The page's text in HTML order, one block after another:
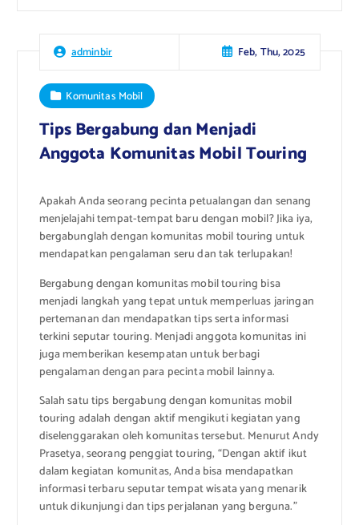
adminbir Feb, Thu, 2025
Komunitas Mobil
Tips Bergabung dan Menjadi
Anggota Komunitas Mobil Touring
Apakah Anda seorang pecinta petualangan dan senang
menjelajahi tempat-tempat baru dengan mobil? Jika iya,
bergabunglah dengan komunitas mobil touring untuk
mendapatkan pengalaman seru dan tak terlupakan!
Bergabung dengan komunitas mobil touring bisa
menjadi langkah yang tepat untuk memperluas jaringan
pertemanan dan mendapatkan tips serta informasi
terkini seputar touring. Menjadi anggota komunitas ini
juga memberikan kesempatan untuk berbagi
pengalaman dengan para pecinta mobil lainnya.
Salah satu tips bergabung dengan komunitas mobil
touring adalah dengan aktif mengikuti kegiatan yang
diselenggarakan oleh komunitas tersebut. Menurut Andy
Prasetya, seorang penggiat touring, “Dengan aktif ikut
dalam kegiatan komunitas, Anda bisa mendapatkan
informasi terbaru seputar tempat wisata yang menarik
untuk dikunjungi dan tips perjalanan yang berguna.”